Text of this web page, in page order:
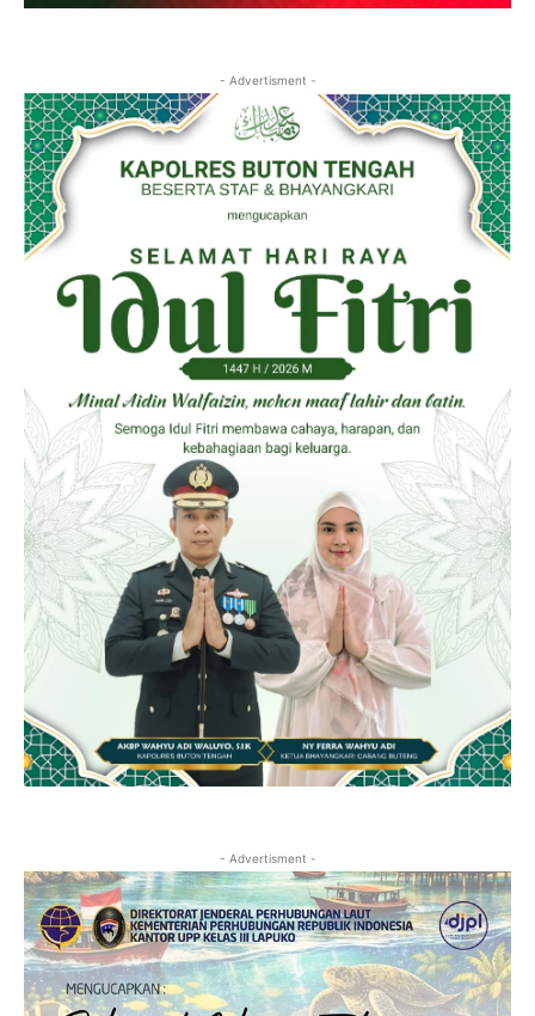
- Advertisment -
- Advertisment -